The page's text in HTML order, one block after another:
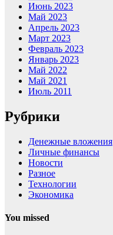
Июнь 2023
Май 2023
Апрель 2023
Март 2023
Февраль 2023
Январь 2023
Май 2022
Май 2021
Июль 2011
Рубрики
Денежные вложения
Личные финансы
Новости
Разное
Технологии
Экономика
You missed